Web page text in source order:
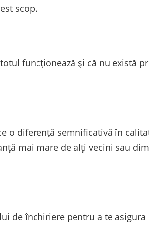
scop.
funcționează și că nu există
o diferență semnificativă în
mai mare de alți vecini sau
de închiriere pentru a te